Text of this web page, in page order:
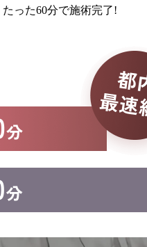
たった60分で施術完了!